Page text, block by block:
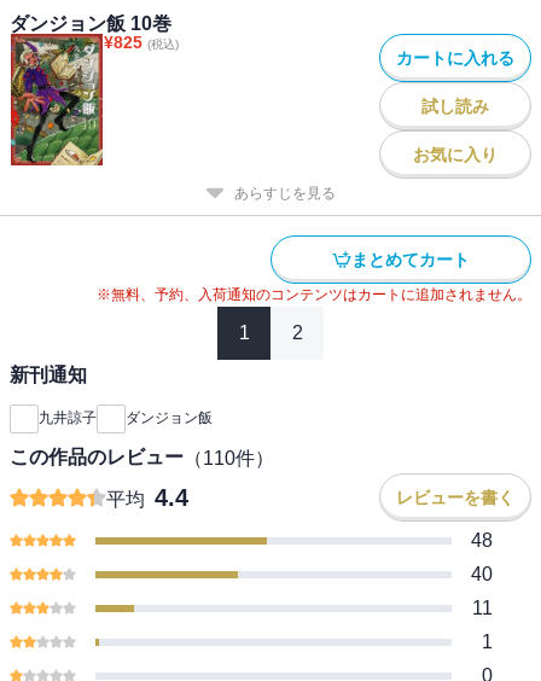
ダンジョン飯 10巻
¥825 (税込)
カートに入れる
試し読み
お気に入り
あらすじを見る
まとめてカート
※無料、予約、入荷通知のコンテンツはカートに追加されません。
1 2
新刊通知
九井諒子 ダンジョン飯
この作品のレビュー （110件）
平均 4.4 レビューを書く
48
40
11
1
0